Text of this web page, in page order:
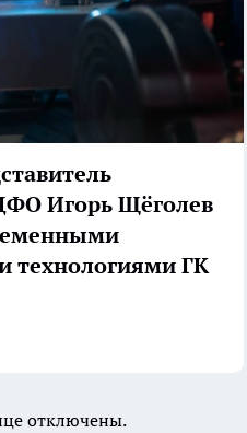
Игорь Щёголев
технологиями ГК
отключены.